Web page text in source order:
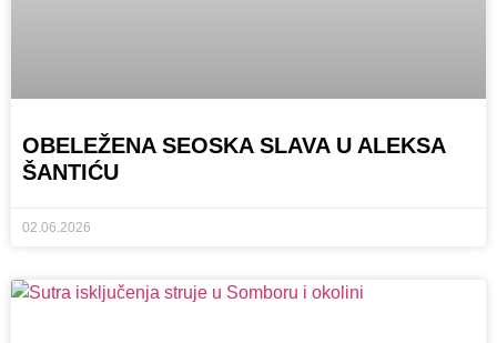
OBELEŽENA SEOSKA SLAVA U ALEKSA
ŠANTIĆU
02.06.2026